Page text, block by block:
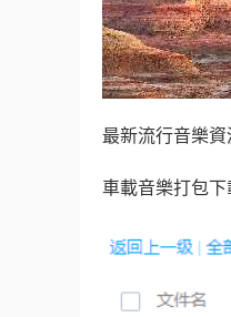
最新流行音樂
車載音樂打包下